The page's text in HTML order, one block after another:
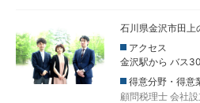
石川県金沢市田上
アクセス
金沢駅から バス
得意分野・得意
顧問税理士 会社設